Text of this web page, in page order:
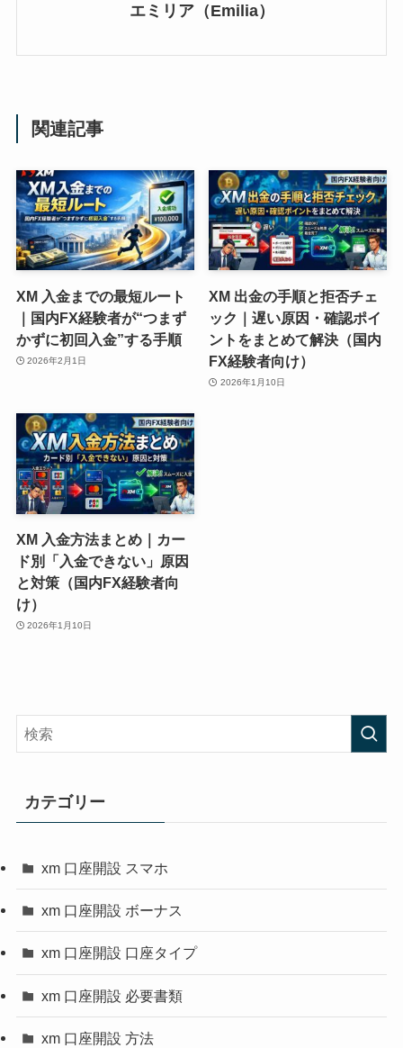
エミリア（Emilia）
関連記事
XM 入金までの最短ルート
｜国内FX経験者が“つまず
かずに初回入金”する手順
2026年2月1日
XM 出金の手順と拒否チェ
ック｜遅い原因・確認ポイ
ントをまとめて解決（国内
FX経験者向け）
2026年1月10日
XM 入金方法まとめ｜カー
ド別「入金できない」原因
と対策（国内FX経験者向
け）
2026年1月10日
カテゴリー
xm 口座開設 スマホ
xm 口座開設 ボーナス
xm 口座開設 口座タイプ
xm 口座開設 必要書類
xm 口座開設 方法